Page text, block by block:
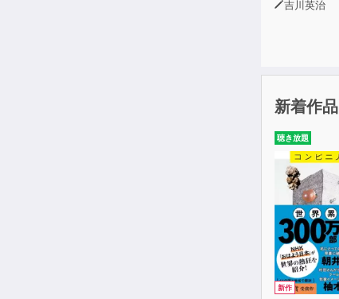
吉川英治
新着作品
聴き放題
新作